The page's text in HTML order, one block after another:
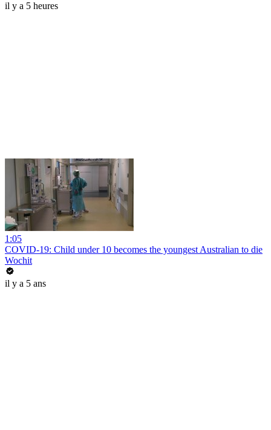
il y a 5 heures
1:05
COVID-19: Child under 10 becomes the youngest Australian to die
Wochit
il y a 5 ans